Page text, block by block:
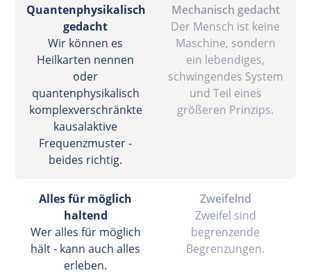
Quantenphysikalisch
gedacht
Wir können es
Heilkarten nennen
oder
quantenphysikalisch
komplexverschränkte
kausalaktive
Frequenzmuster -
beides richtig.
Mechanisch gedacht
Der Mensch ist keine
Maschine, sondern
ein lebendiges,
schwingendes System
und Teil eines
größeren Prinzips.
Alles für möglich
haltend
Wer alles für möglich
hält - kann auch alles
erleben.
Zweifelnd
Zweifel sind
begrenzende
Begrenzungen.